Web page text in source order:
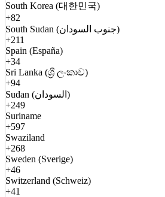
South Korea (대한민국)
+82
South Sudan (جنوب السودان)
+211
Spain (España)
+34
Sri Lanka (ශ්‍රී ලංකාව)
+94
Sudan (السودان)
+249
Suriname
+597
Swaziland
+268
Sweden (Sverige)
+46
Switzerland (Schweiz)
+41